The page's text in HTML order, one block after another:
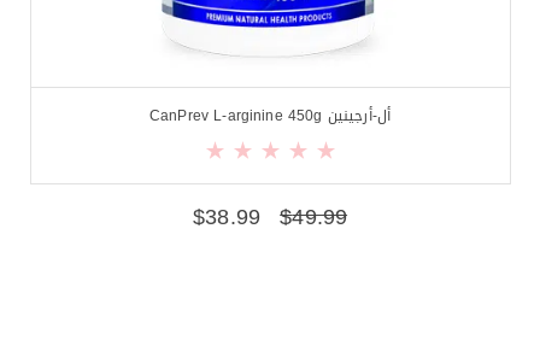
أل-أرجينين CanPrev L-arginine 450g
$49.99
$38.99